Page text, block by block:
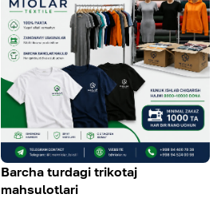
Barcha turdagi trikotaj
mahsulotlari